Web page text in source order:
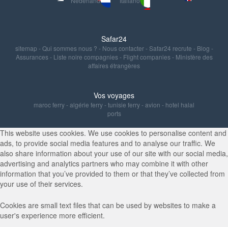
Safar24
sitemap -Qui sommes nous ? - Nous contacter-Safar24 recrute - Blog -
Assurances- Liste noire compagnies- Flight companies- Ministère des
affaires étrangères
Vos voyages
maroc ferry-algérie ferry-tunisie ferry-avion - hotel halal
ports
This website uses cookies. We use cookies to personalise content and
ads, to provide social media features and to analyse our traffic. We
also share information about your use of our site with our social media,
advertising and analytics partners who may combine it with other
information that you’ve provided to them or that they’ve collected from
your use of their services.
Cookies are small text files that can be used by websites to make a
user's experience more efficient.